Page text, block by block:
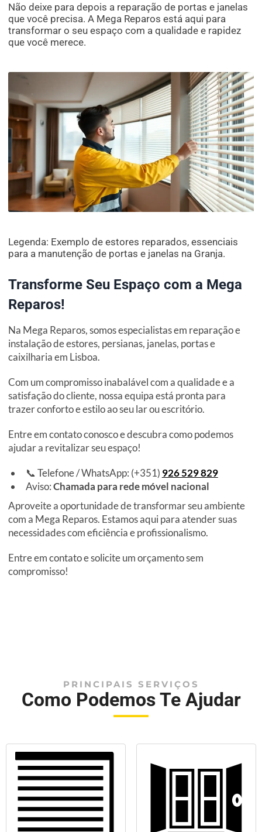
Não deixe para depois a reparação de portas e janelas
que você precisa. A Mega Reparos está aqui para
transformar o seu espaço com a qualidade e rapidez
que você merece.
Legenda: Exemplo de estores reparados, essenciais
para a manutenção de portas e janelas na Granja.
Transforme Seu Espaço com a Mega
Reparos!
Na Mega Reparos, somos especialistas em reparação e
instalação de estores, persianas, janelas, portas e
caixilharia em Lisboa.
Com um compromisso inabalável com a qualidade e a
satisfação do cliente, nossa equipa está pronta para
trazer conforto e estilo ao seu lar ou escritório.
Entre em contato conosco e descubra como podemos
ajudar a revitalizar seu espaço!
📞 Telefone / WhatsApp: (+351) 926 529 829
Aviso:Chamada para rede móvel nacional
Aproveite a oportunidade de transformar seu ambiente
com a Mega Reparos. Estamos aqui para atender suas
necessidades com eficiência e profissionalismo.
Entre em contato e solicite um orçamento sem
compromisso!
PRINCIPAIS SERVIÇOS
Como Podemos Te Ajudar